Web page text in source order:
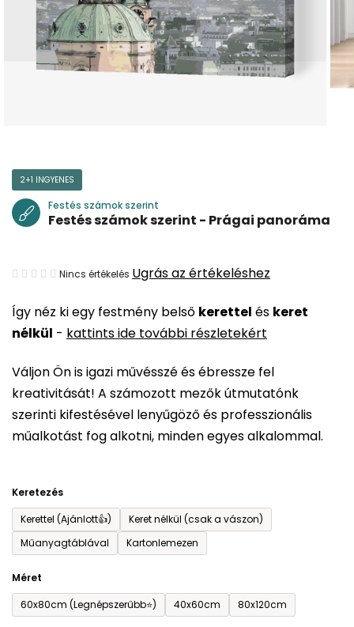
Így néz ki egy festmény belső kerettel és keret
nélkül - kattints ide további részletekért
Váljon Ön is igazi művésszé és ébressze fel
kreativitását! A számozott mezők útmutatónk
szerinti kifestésével lenyűgöző és professzionális
műalkotást fog alkotni, minden egyes alkalommal.
Keretezés
Kerettel (Ajánlott👍)
Keret nélkül (csak a vászon)
Műanyagtáblával
Kartonlemezen
Méret
60x80cm (Legnépszerűbb⭐)
40x60cm 80x120cm
2+1 INGYENES
Festés számok szerint
Festés számok szerint - Prágai panoráma
A
átlagos
értékelése
ből
0,0
csillag.
Nincs értékelés Ugrás az értékeléshez